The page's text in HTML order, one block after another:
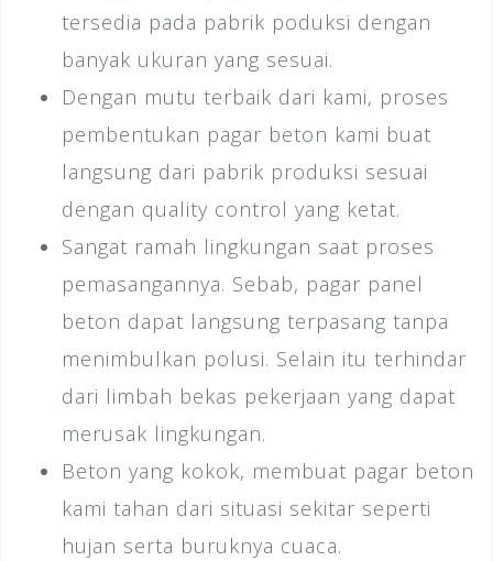
tersedia pada pabrik poduksi dengan
banyak ukuran yang sesuai.
Dengan mutu terbaik dari kami, proses
pembentukan pagar beton kami buat
langsung dari pabrik produksi sesuai
dengan quality control yang ketat.
Sangat ramah lingkungan saat proses
pemasangannya. Sebab, pagar panel
beton dapat langsung terpasang tanpa
menimbulkan polusi. Selain itu terhindar
dari limbah bekas pekerjaan yang dapat
merusak lingkungan.
Beton yang kokok, membuat pagar beton
kami tahan dari situasi sekitar seperti
hujan serta buruknya cuaca.